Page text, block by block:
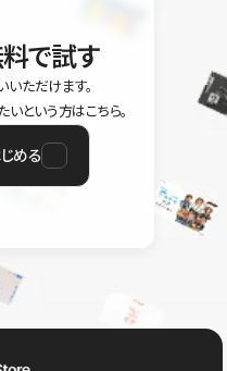
で試す
ただけます。
という方はこちら。
める